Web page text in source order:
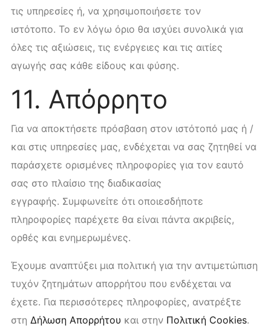
τις υπηρεσίες ή, να χρησιμοποιήσετε τον
ιστότοπο. Το εν λόγω όριο θα ισχύει συνολικά για
όλες τις αξιώσεις, τις ενέργειες και τις αιτίες
αγωγής σας κάθε είδους και φύσης.
11. Απόρρητο
Για να αποκτήσετε πρόσβαση στον ιστότοπό μας ή /
και στις υπηρεσίες μας, ενδέχεται να σας ζητηθεί να
παράσχετε ορισμένες πληροφορίες για τον εαυτό
σας στο πλαίσιο της διαδικασίας
εγγραφής. Συμφωνείτε ότι οποιεσδήποτε
πληροφορίες παρέχετε θα είναι πάντα ακριβείς,
ορθές και ενημερωμένες.
Έχουμε αναπτύξει μια πολιτική για την αντιμετώπιση
τυχόν ζητημάτων απορρήτου που ενδέχεται να
έχετε. Για περισσότερες πληροφορίες, ανατρέξτε
στη Δήλωση Απορρήτου και στην Πολιτική Cookies.